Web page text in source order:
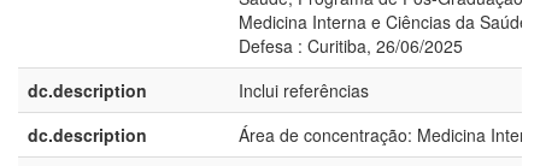
Medicina Interna e Ciências da Saúde.
Defesa : Curitiba, 26/06/2025
dc.description
Inclui referências
dc.description
Área de concentração: Medicina